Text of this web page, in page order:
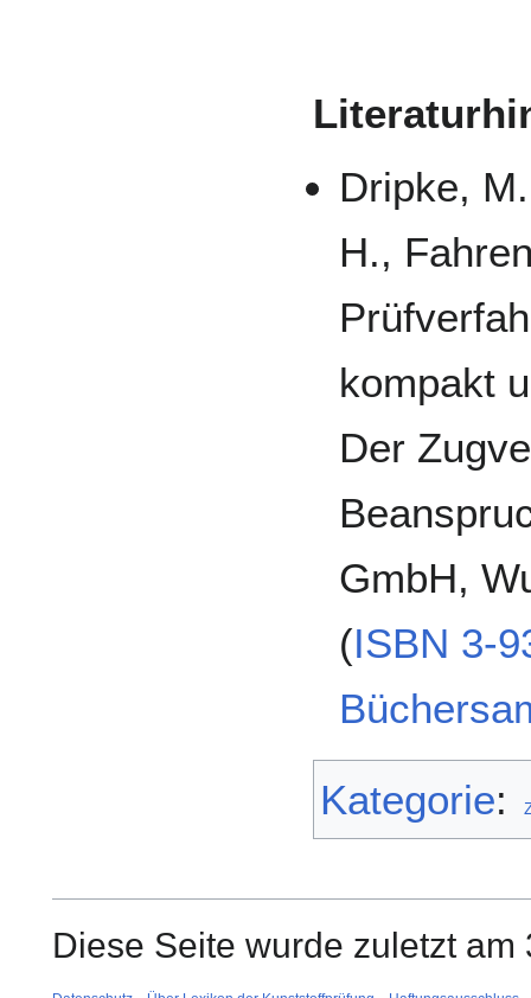
Dripke,
H.,
kompakt
Der
GmbH,
(ISBN 3-
Kategorie:
Diese Seite wurde zuletzt